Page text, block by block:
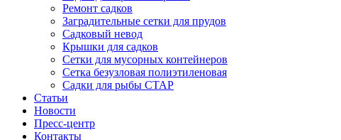
Ремонт садков
Заградительные сетки для прудов
Садковый невод
Крышки для садков
Сетки для мусорных контейнеров
Сетка безузловая полиэтиленовая
Садки для рыбы СТАР
Статьи
Новости
Пресс-центр
Контакты